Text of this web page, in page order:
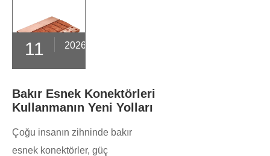
11 2026-04
Bakır Esnek Konektörleri
Kullanmanın Yeni Yolları
Çoğu insanın zihninde bakır
esnek konektörler, güç